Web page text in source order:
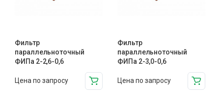
Фильтр
параллельноточный
ФИПа 2-2,6-0,6
Цена по запросу
Фильтр
параллельноточный
ФИПа 2-3,0-0,6
Цена по запросу